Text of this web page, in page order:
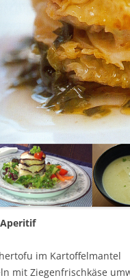
im Kartoffelmantel
mit Ziegenfrischkäse